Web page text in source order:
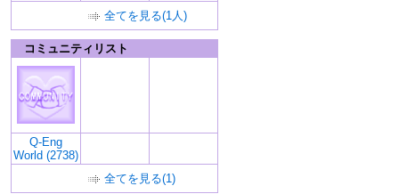
全てを見る(1人)
コミュニティリスト
Q-Eng
World (2738)
全てを見る(1)